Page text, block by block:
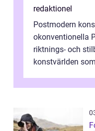
redaktionel
Postmodern
okonventionella
riktnings- och
konstvärlden